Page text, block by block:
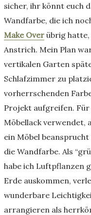
sicher, ihr könnt euch
Wandfarbe, die ich
Make Over übrig hatte,
Anstrich. Mein Plan
vertikalen Garten
Schlafzimmer zu
vorherrschenden
Projekt aufgreifen.
Möbellack verwendet,
ein Möbel
die Wandfarbe. Als
habe ich Luftpflanzen
Erde auskommen,
wunderbare
arrangieren als